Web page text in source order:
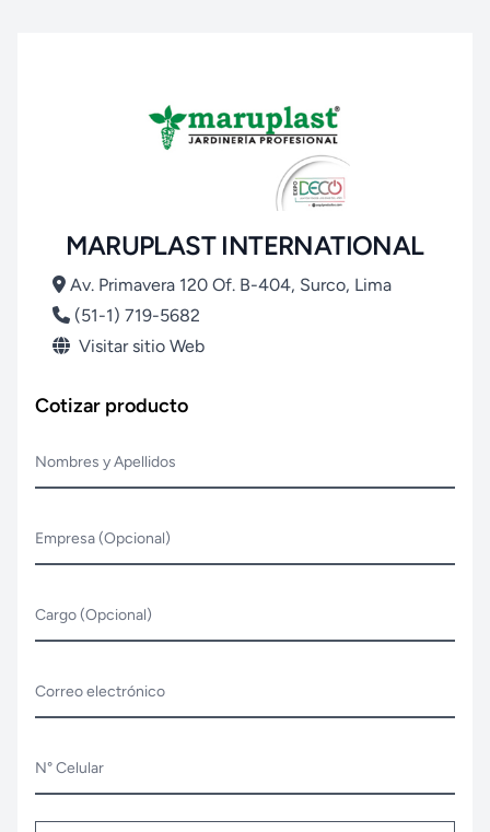
MARUPLAST INTERNATIONAL
Av. Primavera 120 Of. B-404, Surco, Lima
(51-1) 719-5682
Visitar sitio Web
Cotizar producto
Nombres y Apellidos
Empresa (Opcional)
Cargo (Opcional)
Correo electrónico
N° Celular